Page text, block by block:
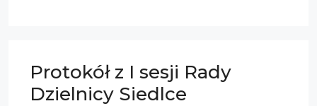
Protokół z I sesji Rady
Dzielnicy Siedlce